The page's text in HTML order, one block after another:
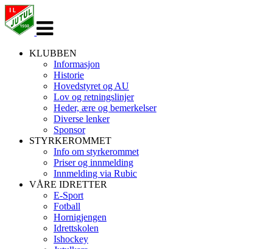
navigasjon
KLUBBEN
Informasjon
Historie
Hovedstyret og AU
Lov og retningslinjer
Heder, ære og bemerkelser
Diverse lenker
Sponsor
STYRKEROMMET
Info om styrkerommet
Priser og innmelding
Innmelding via Rubic
VÅRE IDRETTER
E-Sport
Fotball
Hornigjengen
Idrettskolen
Ishockey